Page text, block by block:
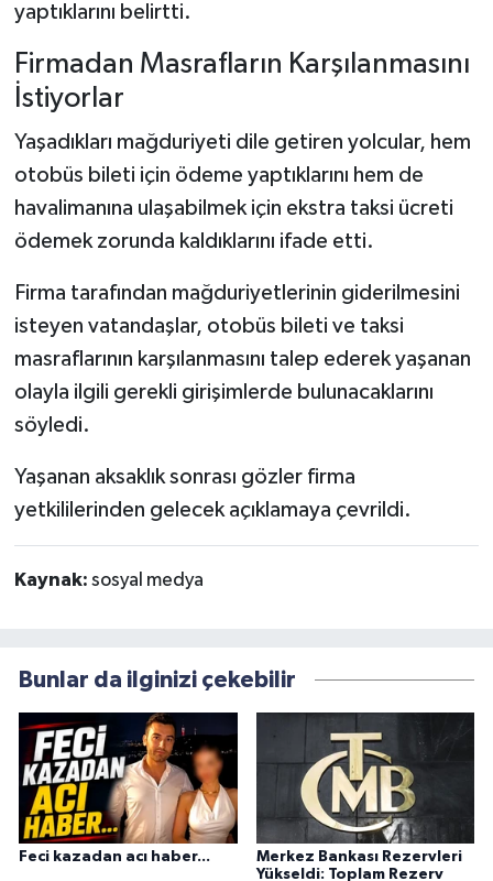
yaptıklarını belirtti.
Firmadan Masrafların Karşılanmasını
İstiyorlar
Yaşadıkları mağduriyeti dile getiren yolcular, hem
otobüs bileti için ödeme yaptıklarını hem de
havalimanına ulaşabilmek için ekstra taksi ücreti
ödemek zorunda kaldıklarını ifade etti.
Firma tarafından mağduriyetlerinin giderilmesini
isteyen vatandaşlar, otobüs bileti ve taksi
masraflarının karşılanmasını talep ederek yaşanan
olayla ilgili gerekli girişimlerde bulunacaklarını
söyledi.
Yaşanan aksaklık sonrası gözler firma
yetkililerinden gelecek açıklamaya çevrildi.
Kaynak: sosyal medya
Bunlar da ilginizi çekebilir
Feci kazadan acı haber...
Merkez Bankası Rezervleri
Yükseldi: Toplam Rezerv